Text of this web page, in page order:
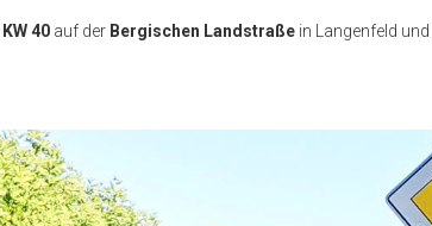
KW 40 auf der Bergischen Landstraße in Langenfeld und